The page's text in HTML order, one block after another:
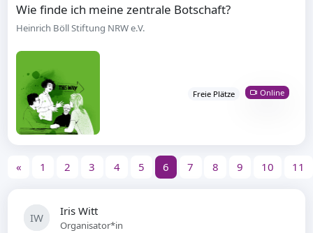
Wie finde ich meine zentrale Botschaft?
Heinrich Böll Stiftung NRW e.V.
Freie Plätze Online
« 1 2 3 4 5 6 7 8 9 10 11
IW Iris Witt
Organisator*in